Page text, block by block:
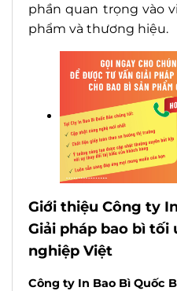
phần quan trọng vào
phẩm và thương hiệu.
Giới thiệu Công ty
Giải pháp bao bì tối
nghiệp Việt
Công ty In Bao Bì Quốc